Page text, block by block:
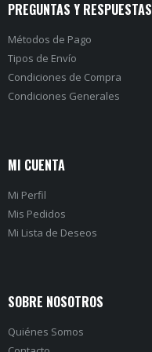
PREGUNTAS Y RESPUESTAS
Métodos de Pago
Tipos de Envío
Condiciones de Compra
Condiciones Generales
MI CUENTA
Mi Perfil
Mis Pedidos
Mi Lista de Deseos
SOBRE NOSOTROS
Quiénes Somos